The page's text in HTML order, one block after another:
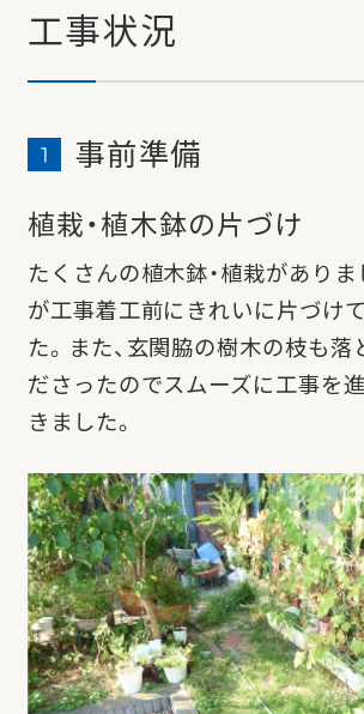
工事状況
事前準備
植栽・植木鉢の片づけ
たくさんの植木鉢・植栽がありま
が工事着工前にきれいに片づけ
た。 また、玄関脇の樹木の枝も落
ださったのでスムーズに工事を
きました。